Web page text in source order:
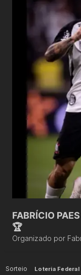
FABRÍCIO
🏆
Organizado por
Sorteio Loteria Federal